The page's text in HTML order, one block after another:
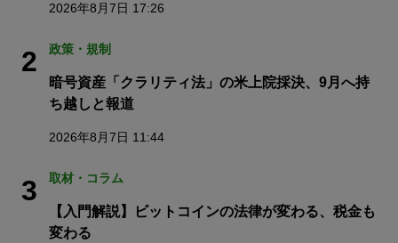
2026年8月7日 17:26
2 政策・規制
暗号資産「クラリティ法」の米上院採決、9月へ持
ち越しと報道
2026年8月7日 11:44
3 取材・コラム
【入門解説】ビットコインの法律が変わる、税金も
変わる